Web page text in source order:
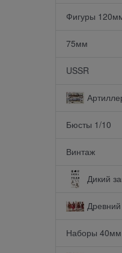
Фигуры
75мм
USSR
Бюсты 1/10
Винтаж
Дикий
Наборы 40мм